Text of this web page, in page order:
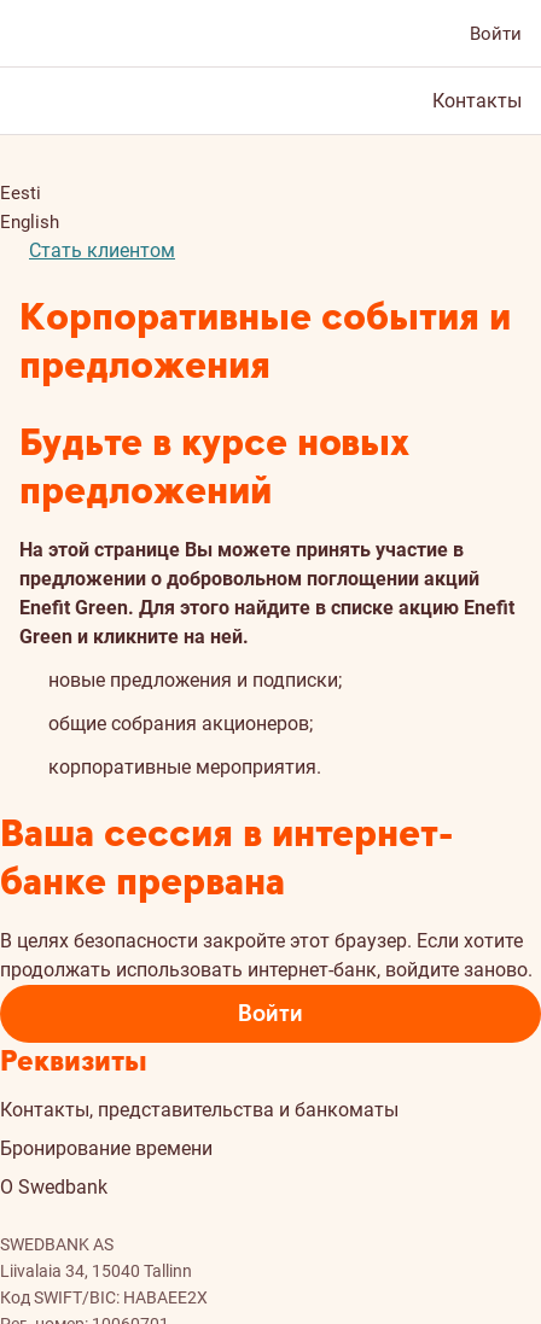
Войти
Контакты
Eesti
English
Стать клиентом
Корпоративные события и
предложения
Будьте в курсе новых
предложений
На этой странице Вы можете принять участие в
предложении о добровольном поглощении акций
Enefit Green. Для этого найдите в списке акцию Enefit
Green и кликните на ней.
новые предложения и подписки;
общие собрания акционеров;
корпоративные мероприятия.
Ваша сессия в интернет-
банке прервана
В целях безопасности закройте этот браузер. Если хотите
продолжать использовать интернет-банк, войдите заново.
Войти
Реквизиты
Контакты, представительства и банкоматы
Бронирование времени
О Swedbank
SWEDBANK AS
Liivalaia 34, 15040 Tallinn
Код SWIFT/BIC: HABAEE2X